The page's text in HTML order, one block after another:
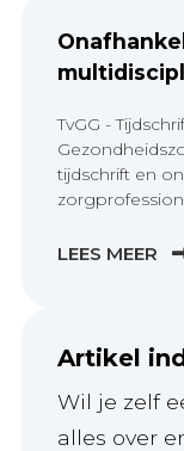
TvGG -
tijdschrift en
LEES MEER
Artikel
Wil je zelf
alles over